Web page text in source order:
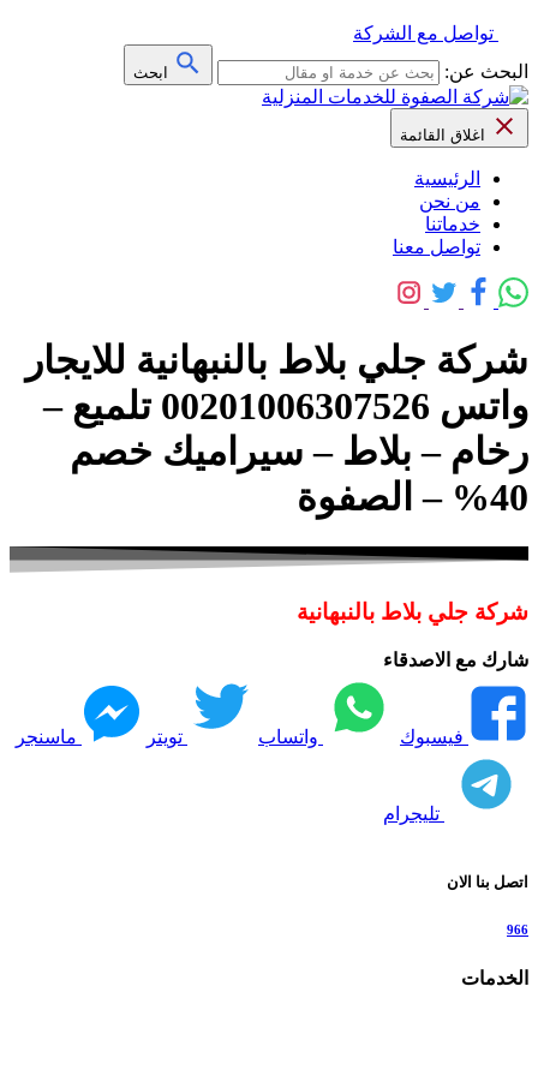
تواصل مع الشركة
البحث عن:
ابحث
اغلاق القائمة
الرئيسية
من نحن
خدماتنا
تواصل معنا
شركة جلي بلاط بالنبهانية للايجار
واتس 00201006307526 تلميع –
رخام – بلاط – سيراميك خصم
40% – الصفوة
شركة جلي بلاط بالنبهانية
شارك مع الاصدقاء
فيسبوك واتساب تويتر ماسنجر
تليجرام
اتصل بنا الان
966
الخدمات